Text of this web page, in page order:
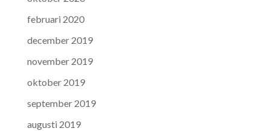
februari 2020
december 2019
november 2019
oktober 2019
september 2019
augusti 2019